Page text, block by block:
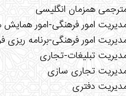
همزمان انگلیسی
امور فرهنگی-امور همایش
امور فرهنگی-برنامه ریزی
تبلیغات-تجاری
تجاری سازی
دفتری